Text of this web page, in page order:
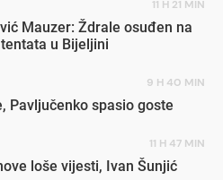
11 H 21 MIN
Mauzer: Ždrale osuđen na
u Bijeljini
9 H 40 MIN
Pavljučenko spasio goste
11 H 47 MIN
loše vijesti, Ivan Šunjić